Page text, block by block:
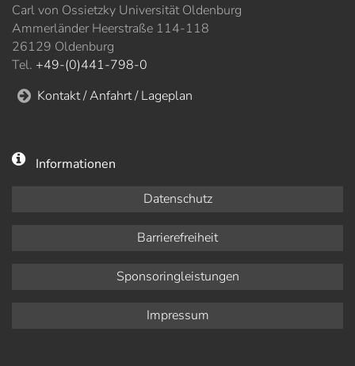
Carl von Ossietzky Universität Oldenburg
Ammerländer Heerstraße 114-118
26129 Oldenburg
Tel. +49-(0)441-798-0
Kontakt / Anfahrt / Lageplan
Informationen
Datenschutz
Barrierefreiheit
Sponsoringleistungen
Impressum